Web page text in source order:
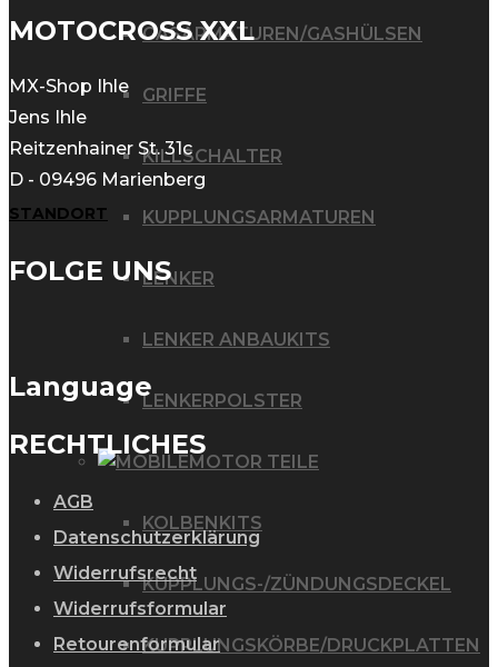
GASARMATUREN/GASHÜLSEN
GRIFFE
KILLSCHALTER
KUPPLUNGSARMATUREN
LENKER
LENKER ANBAUKITS
LENKERPOLSTER
MOTOR TEILE
KOLBENKITS
KUPPLUNGS-/ZÜNDUNGSDECKEL
KUPPLUNGSKÖRBE/DRUCKPLATTEN
MOTOCROSS XXL
MX-Shop Ihle
Jens Ihle
Reitzenhainer St. 31c
D - 09496 Marienberg
STANDORT
FOLGE UNS
Language
RECHTLICHES
AGB
Datenschutzerklärung
Widerrufsrecht
Widerrufsformular
Retourenformular